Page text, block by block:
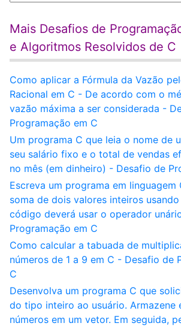
Mais Desafios de
e Algoritmos Resolvidos de C
Como aplicar a Fórmula da Vazão
Racional em C - De acordo com o
vazão máxima a ser considerada -
Programação em C
Um programa C que leia o nome de
seu salário fixo e o total de vendas
no mês (em dinheiro) - Desafio de
Escreva um programa em linguagem
soma de dois valores inteiros
código deverá usar o operador
Programação em C
Como calcular a tabuada de
números de 1 a 9 em C - Desafio de
C
Desenvolva um programa C que
do tipo inteiro ao usuário. Armazene
números em um vetor. Em seguida,